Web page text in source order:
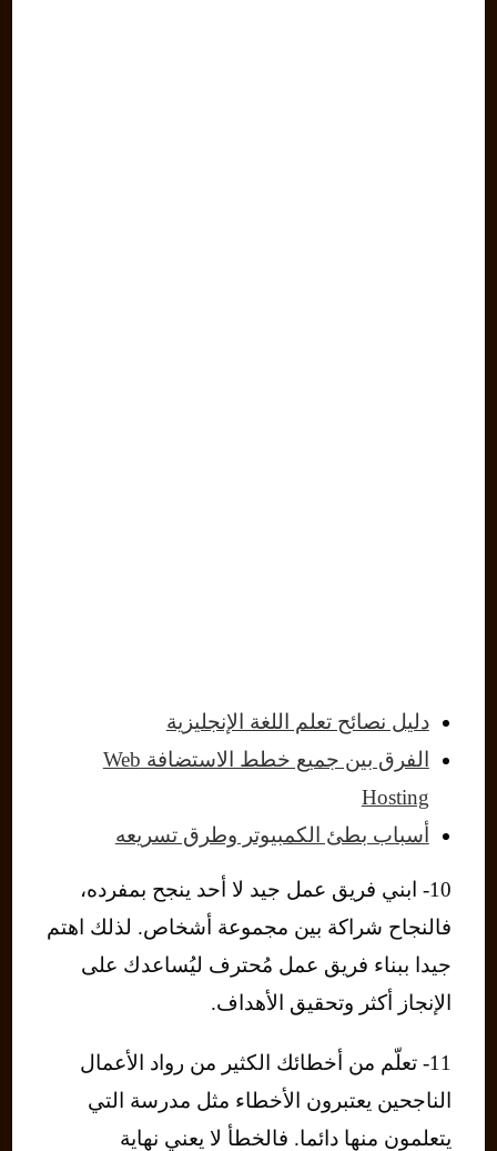
دليل نصائح تعلم اللغة الإنجليزية
الفرق بين جميع خطط الاستضافة Web
Hosting
أسباب بطئ الكمبيوتر وطرق تسريعه
10- ابني فريق عمل جيد لا أحد ينجح بمفرده،
فالنجاح شراكة بين مجموعة أشخاص. لذلك اهتم
جيدا ببناء فريق عمل مُحترف ليُساعدك على
الإنجاز أكثر وتحقيق الأهداف.
11- تعلّم من أخطائك الكثير من رواد الأعمال
الناجحين يعتبرون الأخطاء مثل مدرسة التي
يتعلمون منها دائما. فالخطأ لا يعني نهاية